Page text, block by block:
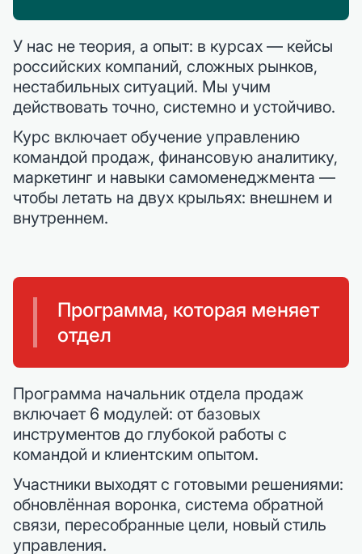
У нас не теория, а опыт: в курсах — кейсы
российских компаний, сложных рынков,
нестабильных ситуаций. Мы учим
действовать точно, системно и устойчиво.
Курс включает обучение управлению
командой продаж, финансовую аналитику,
маркетинг и навыки самоменеджмента —
чтобы летать на двух крыльях: внешнем и
внутреннем.
Программа, которая меняет
отдел
Программа начальник отдела продаж
включает 6 модулей: от базовых
инструментов до глубокой работы с
командой и клиентским опытом.
Участники выходят с готовыми решениями:
обновлённая воронка, система обратной
связи, пересобранные цели, новый стиль
управления.